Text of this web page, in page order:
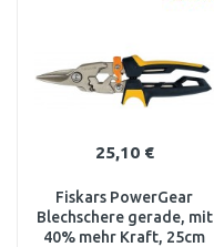
25,10 €
Fiskars PowerGear
Blechschere gerade, mit
40% mehr Kraft, 25cm